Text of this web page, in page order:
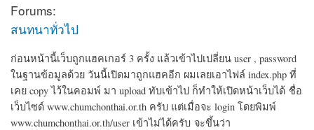
Forums:
สนทนาทั่วไป
ก่อนหน้านี้เว็บถูกแฮคเกอร์ 3 ครั้ง แล้วเข้าไปเปลี่ยน user , password
ในฐานข้อมูลด้วย วันนี้เปิดมาถูกแฮคอีก ผมเลยเอาไฟล์ index.php ที่
เคย copy ไว้ในคอมพ์ มา upload ทับเข้าไป ก็ทำให้เปิดหน้าเว็บได้ ชื่อ
เว็บไซด์ www.chumchonthai.or.th ครับ แต่เมื่อจะ login โดยพิมพ์
www.chumchonthai.or.th/user เข้าไม่ได้ครับ จะขึ้นว่า